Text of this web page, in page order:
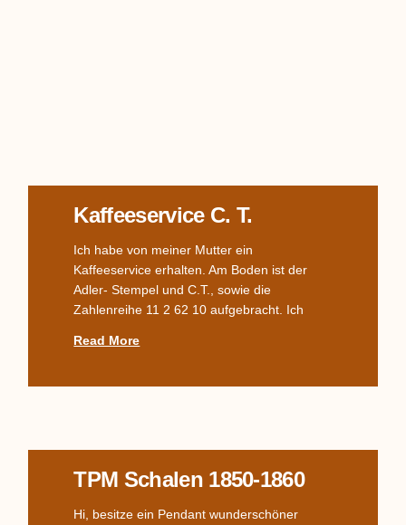
Kaffeeservice C. T.
Ich habe von meiner Mutter ein
Kaffeeservice erhalten. Am Boden ist der
Adler- Stempel und C.T., sowie die
Zahlenreihe 11 2 62 10 aufgebracht. Ich
Read More
TPM Schalen 1850-1860
Hi, besitze ein Pendant wunderschöner